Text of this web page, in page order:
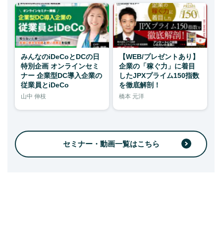
みんなのiDeCoとDCの日
特別企画 オンラインセミ
ナー 企業型DC導入企業の
従業員とiDeCo
山中 伸枝
【WEB/プレゼントあり】
企業の「稼ぐ力」に着目
したJPXプライム150指数
を徹底解剖！
橋本 元洋
セミナー・動画一覧はこちら